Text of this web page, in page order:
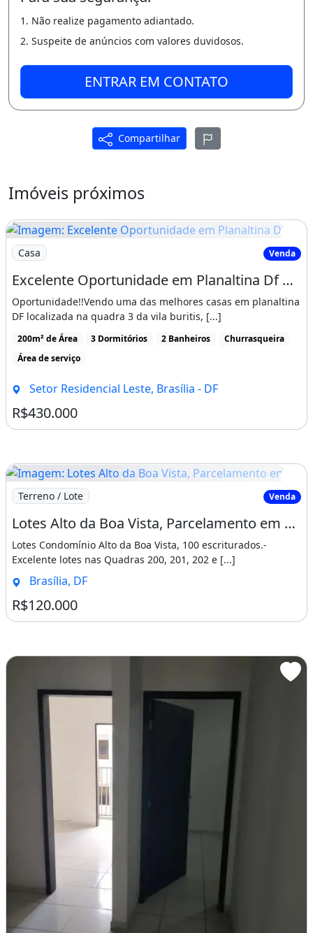
*Exija SEMPRE um profissional credenciado*
#compra
#venda
#aluguel
#profissionalismo
#transparência
Características do apartamento:
Comércio Local Variado
Ônibus Na Porta
Posto De Saúde.
1. Não realize pagamento adiantado.
2. Suspeite de anúncios com valores duvidosos.
ENTRAR EM CONTATO
Compartilhar
Imóveis próximos
Imagem: Excelente Oportunidade em Planaltina Df
Casa Venda
Excelente Oportunidade em Planaltina Df Vendo Ótima Casa na Vila Buritis Q 03
Oportunidade!!Vendo uma das melhores casas em planaltina
DF localizada na quadra 3 da vila buritis, [...]
200m² de Área 3 Dormitórios 2 Banheiros
Churrasqueira
Área de serviço
Setor Residencial Leste, Brasília - DF
R$430.000
Imagem: Lotes Alto da Boa Vista, Parcelamento em
Terreno / Lote Venda
Lotes Alto da Boa Vista, Parcelamento em Até 60 Vezes
Lotes Condomínio Alto da Boa Vista, 100 escriturados.-
Excelente lotes nas Quadras 200, 201, 202 e [...]
Brasília, DF
R$120.000